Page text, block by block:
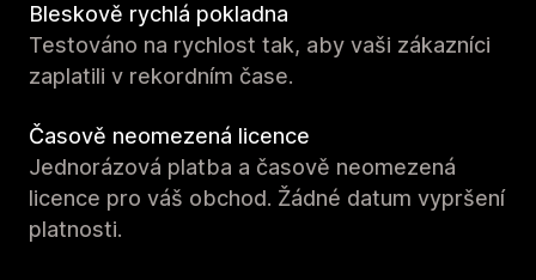
Bleskově rychlá pokladna
Testováno na rychlost tak, aby vaši zákazníci
zaplatili v rekordním čase.
Časově neomezená licence
Jednorázová platba a časově neomezená
licence pro váš obchod. Žádné datum vypršení
platnosti.